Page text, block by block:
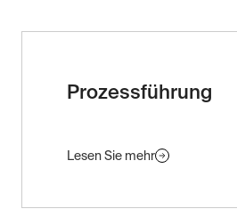
Prozessführung
Lesen Sie mehr